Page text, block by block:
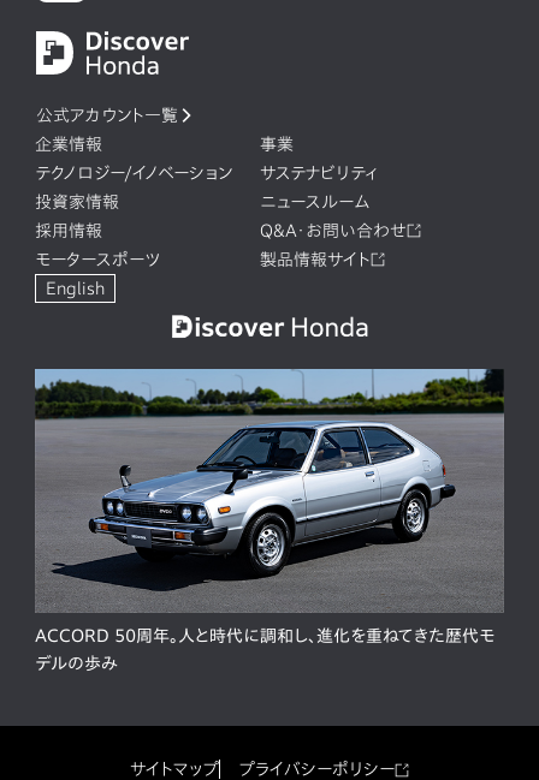
公式アカウント一覧
企業情報
事業
テクノロジー/イノベーション
サステナビリティ
投資家情報
ニュースルーム
採用情報
Q&A・お問い合わせ
モータースポーツ
製品情報サイト
English
ACCORD 50周年。人と時代に調和し、進化を重ねてきた歴代モ
デルの歩み
サイトマップ プライバシーポリシー